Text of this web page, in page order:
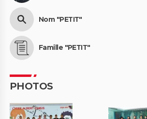
Nom "PETIT"
Famille "PETIT"
PHOTOS